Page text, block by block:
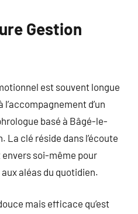
Gestion
est souvent longue
d’un
basé à Bâgé-le-
La clé réside dans l’écoute
envers soi-même pour
aléas du quotidien.
mais efficace qu’est